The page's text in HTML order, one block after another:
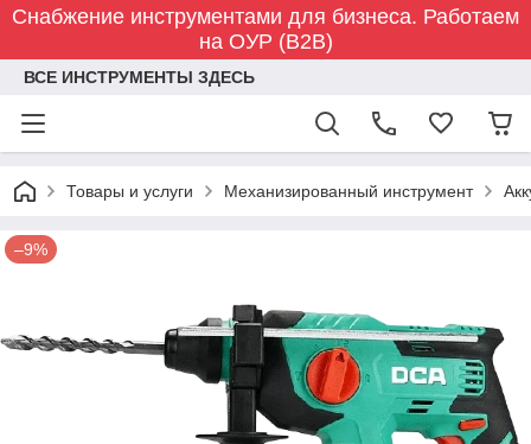
Снабжение инструментами для бизнеса. Работаем
на ОУР (B2B)
ВСЕ ИНСТРУМЕНТЫ ЗДЕСЬ
Товары и услуги Механизированный инструмент
–9%